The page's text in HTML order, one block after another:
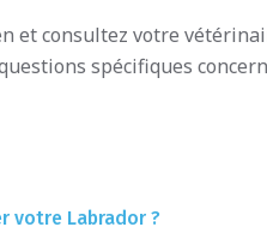
et consultez votre
spécifiques
votre Labrador ?